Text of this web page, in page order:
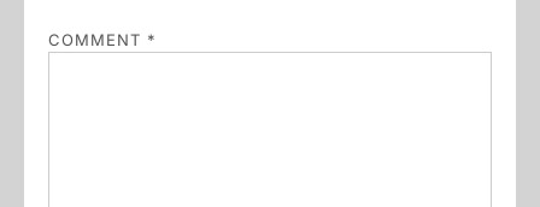
COMMENT *